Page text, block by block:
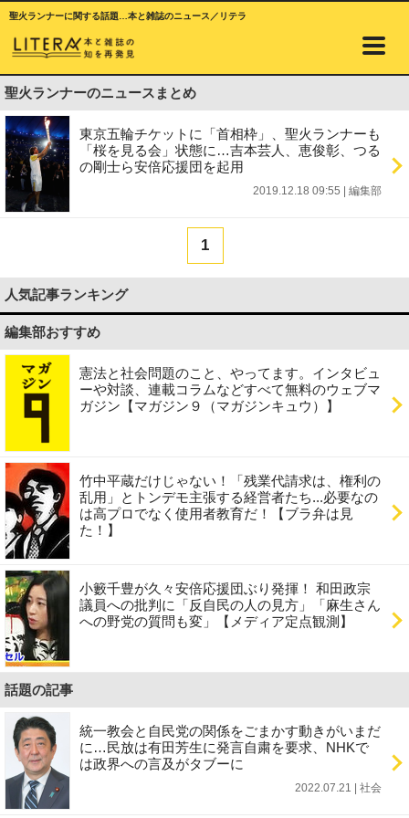
聖火ランナーに関する話題…本と雑誌のニュース／リテラ
聖火ランナーのニュースまとめ
東京五輪チケットに「首相枠」、聖火ランナーも
「桜を見る会」状態に…吉本芸人、恵俊彰、つる
の剛士ら安倍応援団を起用
2019.12.18 09:55 編集部
1
人気記事ランキング
編集部おすすめ
憲法と社会問題のこと、やってます。インタビュ
ーや対談、連載コラムなどすべて無料のウェブマ
ガジン【マガジン９（マガジンキュウ）】
竹中平蔵だけじゃない！「残業代請求は、権利の
乱用」とトンデモ主張する経営者たち...必要なの
は高プロでなく使用者教育だ！【ブラ弁は見
た！】
小籔千豊が久々安倍応援団ぶり発揮！ 和田政宗
議員への批判に「反自民の人の見方」「麻生さん
への野党の質問も変」【メディア定点観測】
話題の記事
統一教会と自民党の関係をごまかす動きがいまだ
に…民放は有田芳生に発言自粛を要求、NHKで
は政界への言及がタブーに
2022.07.21 | 社会